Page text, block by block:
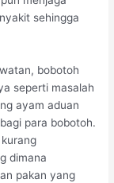
sehingga
bobotoh
seperti masalah
ayam aduan
para bobotoh.
dimana
pakan yang